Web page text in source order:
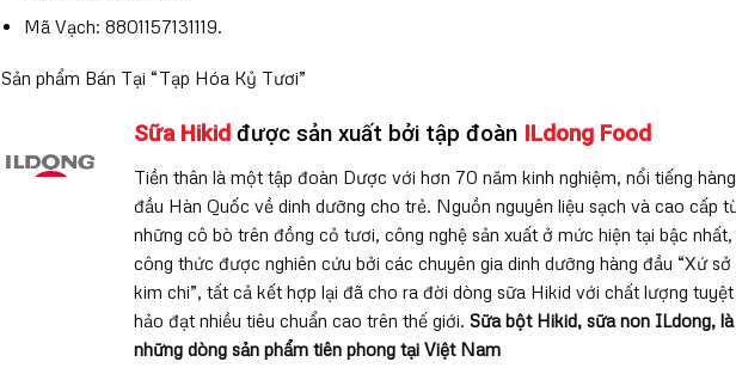
Mã Vạch: 8801157131119.
Sản phẩm Bán Tại “Tạp Hóa Kỷ Tươi”
Sữa Hikid được sản xuất bởi tập đoàn ILdong Food
Tiền thân là một tập đoàn Dược với hơn 70 năm kinh nghiệm, nổi tiếng hàng
đầu Hàn Quốc về dinh dưỡng cho trẻ. Nguồn nguyên liệu sạch và cao cấp
những cô bò trên đồng cỏ tươi, công nghệ sản xuất ở mức hiện tại bậc nhất,
công thức được nghiên cứu bởi các chuyên gia dinh dưỡng hàng đầu “Xứ sở
kim chi”, tất cả kết hợp lại đã cho ra đời dòng sữa Hikid với chất lượng tuyệt
hảo đạt nhiều tiêu chuẩn cao trên thế giới. Sữa bột Hikid, sữa non ILdong, là
những dòng sản phẩm tiên phong tại Việt Nam